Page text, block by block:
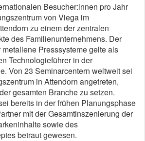
Besucher:innen pro Jahr
von Viega im
zu einem der zentralen
des Familienunternehmens. Der
Presssysteme gelte als
Technologieführer in der
Von 23 Seminarcentern weltweit sei
in Attendorn angetreten,
gesamten Branche zu setzen.
bereits in der frühen Planungsphase
mit der Gesamtinszenierung der
sowie des
betraut gewesen.